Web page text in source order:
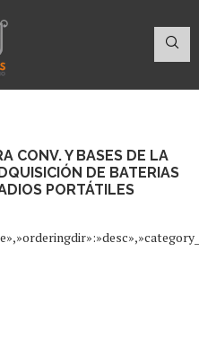
CONV. Y BASES DE LA
DE BATERIAS
PORTÁTILES